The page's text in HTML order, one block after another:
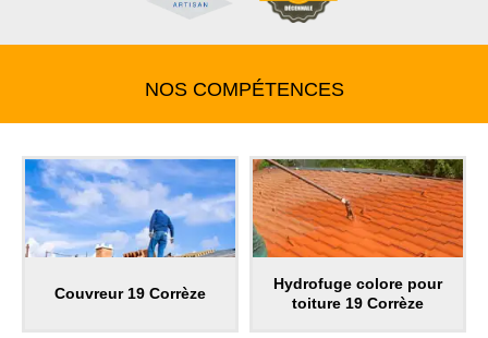
NOS COMPÉTENCES
Couvreur 19 Corrèze
Hydrofuge colore pour
toiture 19 Corrèze